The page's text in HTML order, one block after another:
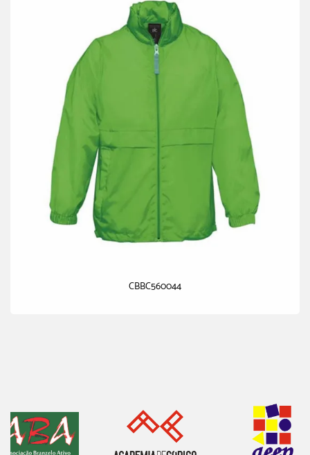
CBBC560044